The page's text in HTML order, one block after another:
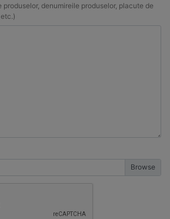
denumireile produselor, placute de